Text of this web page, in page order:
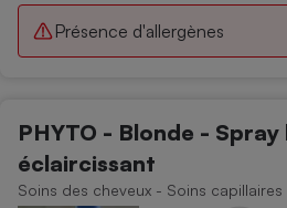
Présence d'allergènes
PHYTO - Blonde -
éclaircissant
Soins des cheveux - Soins capillaires